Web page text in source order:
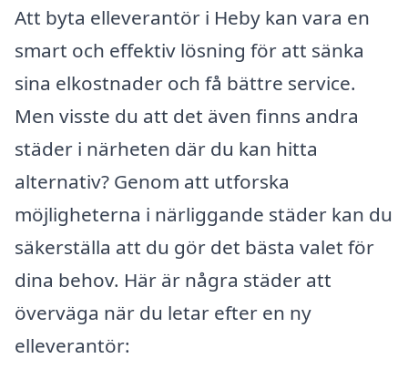
Att byta elleverantör i Heby kan vara en
smart och effektiv lösning för att sänka
sina elkostnader och få bättre service.
Men visste du att det även finns andra
städer i närheten där du kan hitta
alternativ? Genom att utforska
möjligheterna i närliggande städer kan du
säkerställa att du gör det bästa valet för
dina behov. Här är några städer att
överväga när du letar efter en ny
elleverantör: